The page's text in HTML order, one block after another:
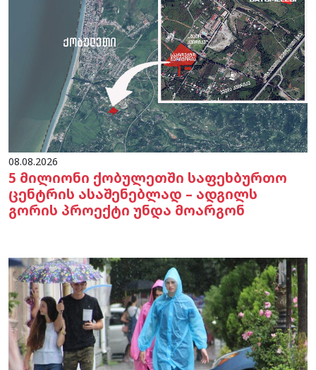
08.08.2026
5 მილიონი ქობულეთში საფეხბურთო
ცენტრის ასაშენებლად – ადგილს
გორის პროექტი უნდა მოარგონ